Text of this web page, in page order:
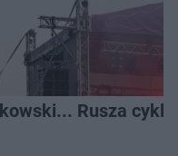
Rusza cykl